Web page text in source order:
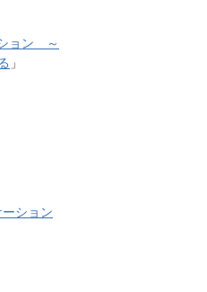
ョン ～
」
ション